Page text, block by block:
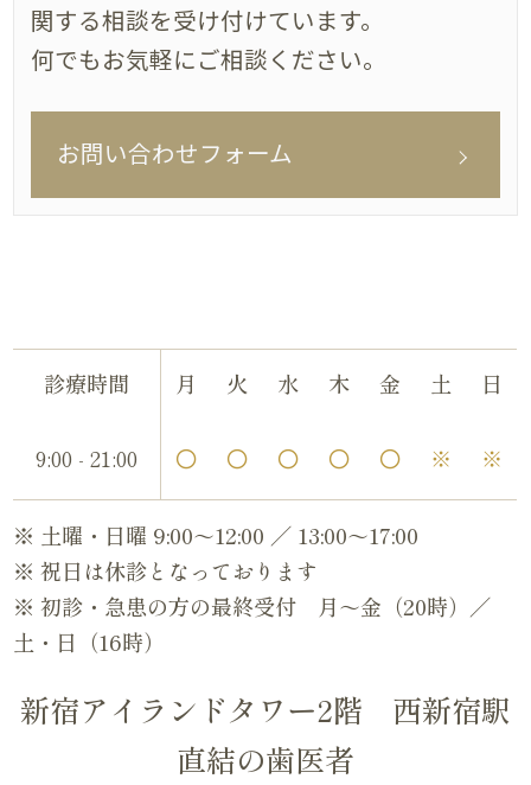
関する相談を受け付けています。
何でもお気軽にご相談ください。
お問い合わせフォーム
診療時間 月 火 水 木 金 土 日
9:00 - 21:00 〇 〇 〇 〇 〇 ※ ※
※ 土曜・日曜 9:00～12:00 ／ 13:00～17:00
※ 祝日は休診となっております
※ 初診・急患の方の最終受付 月～金（20時）／
土・日（16時）
新宿アイランドタワー2階 西新宿駅
直結の歯医者